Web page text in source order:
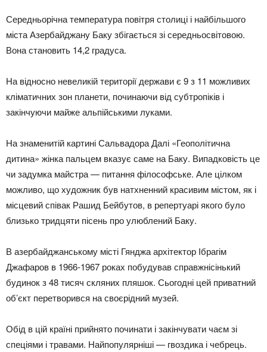
Середньорічна температура повітря столиці і найбільшого
міста Азербайджану Баку збігається зі середньосвітовою.
Вона становить 14,2 градуса.
На відносно невеликій території держави є 9 з 11 можливих
кліматичних зон планети, починаючи від субтропіків і
закінчуючи майже альпійськими луками.
На знаменитій картині Сальвадора Далі «Геополітична
дитина» жінка пальцем вказує саме на Баку. Випадковість це
чи задумка майстра — питання філософське. Але цілком
можливо, що художник був натхненний красивим містом, як і
місцевий співак Рашид Бейбутов, в репертуарі якого було
близько тридцяти пісень про улюблений Баку.
В азербайджанському місті Гянджа архітектор Ібрагім
Джафаров в 1966-1967 роках побудував справжнісінький
будинок з 48 тисяч скляних пляшок. Сьогодні цей приватний
об’єкт перетворився на своєрідний музей.
Обід в цій країні прийнято починати і закінчувати чаєм зі
спеціями і травами. Найпопулярніші — гвоздика і чебрець.